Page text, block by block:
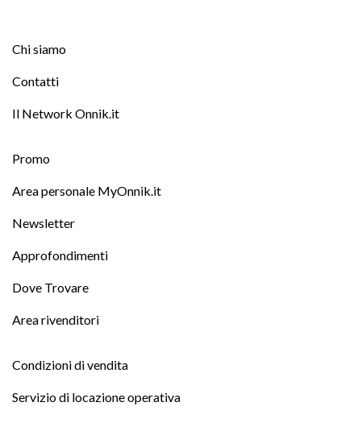
Chi siamo
Contatti
Il Network Onnik.it
Promo
Area personale MyOnnik.it
Newsletter
Approfondimenti
Dove Trovare
Area rivenditori
Condizioni di vendita
Servizio di locazione operativa